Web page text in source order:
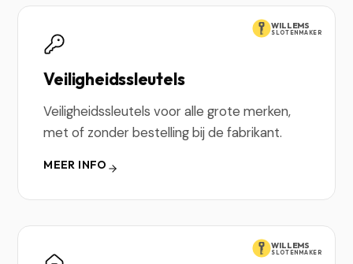
WILLEMS
SLOTENMAKER
Veiligheidssleutels
Veiligheidssleutels voor alle grote merken,
met of zonder bestelling bij de fabrikant.
MEER INFO
WILLEMS
SLOTENMAKER